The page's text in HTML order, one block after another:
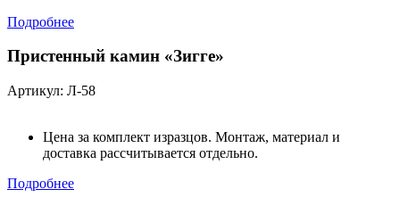
Подробнее
Пристенный камин «Зигге»
Артикул: Л-58
Цена за комплект изразцов. Монтаж, материал и
доставка рассчитывается отдельно.
Подробнее